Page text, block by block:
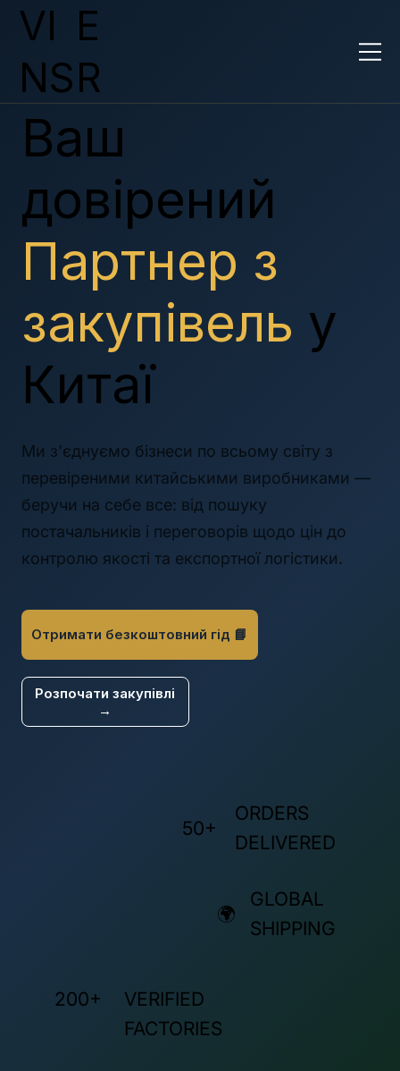
VI
NS
E
R
Ваш
довірений
Партнер з
закупівель у
Китаї
Ми з'єднуємо бізнеси по всьому світу з
перевіреними китайськими виробниками —
беручи на себе все: від пошуку
постачальників і переговорів щодо цін до
контролю якості та експортної логістики.
Отримати безкоштовний гід 📘
Розпочати закупівлі
→
50+
ORDERS
DELIVERED
🌍
GLOBAL
SHIPPING
200+
VERIFIED
FACTORIES